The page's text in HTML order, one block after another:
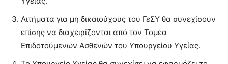
Αιτήματα για μη δικαιούχους του ΓεΣΥ θα συνεχίσουν
επίσης να διαχειρίζονται από τον Τομέα
Επιδοτούμενων Ασθενών του Υπουργείου Υγείας.